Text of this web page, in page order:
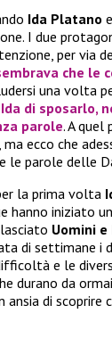
Ida Platano e
I due
per via
che le
una volta
Ida di sposarlo,
parole. A quel
ma ecco che
le parole delle
la prima volta
hanno iniziato
Uomini e
di settimane i
e le
durano da
di scoprire